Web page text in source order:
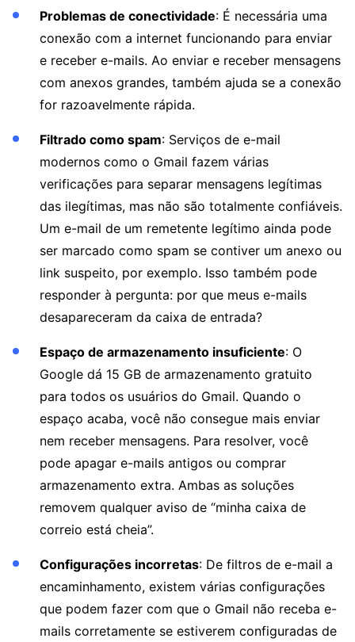
Problemas de conectividade: É necessária uma
conexão com a internet funcionando para enviar
e receber e-mails. Ao enviar e receber mensagens
com anexos grandes, também ajuda se a conexão
for razoavelmente rápida.
Filtrado como spam: Serviços de e-mail
modernos como o Gmail fazem várias
verificações para separar mensagens legítimas
das ilegítimas, mas não são totalmente confiáveis.
Um e-mail de um remetente legítimo ainda pode
ser marcado como spam se contiver um anexo ou
link suspeito, por exemplo. Isso também pode
responder à pergunta: por que meus e-mails
desapareceram da caixa de entrada?
Espaço de armazenamento insuficiente: O
Google dá 15 GB de armazenamento gratuito
para todos os usuários do Gmail. Quando o
espaço acaba, você não consegue mais enviar
nem receber mensagens. Para resolver, você
pode apagar e-mails antigos ou comprar
armazenamento extra. Ambas as soluções
removem qualquer aviso de “minha caixa de
correio está cheia”.
Configurações incorretas: De filtros de e-mail a
encaminhamento, existem várias configurações
que podem fazer com que o Gmail não receba e-
mails corretamente se estiverem configuradas de